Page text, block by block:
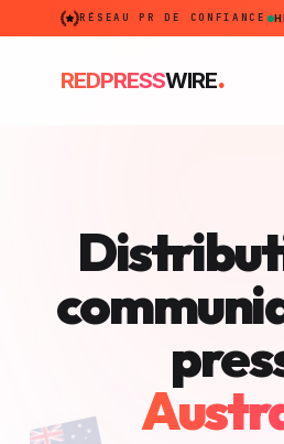
RÉSEAU PR DE CONFIANCE
REDPRESSWIRE.